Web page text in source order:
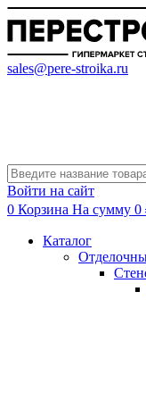
sales@pere-stroika.ru
Войти на сайт
0 Корзина На сумму 0
Каталог